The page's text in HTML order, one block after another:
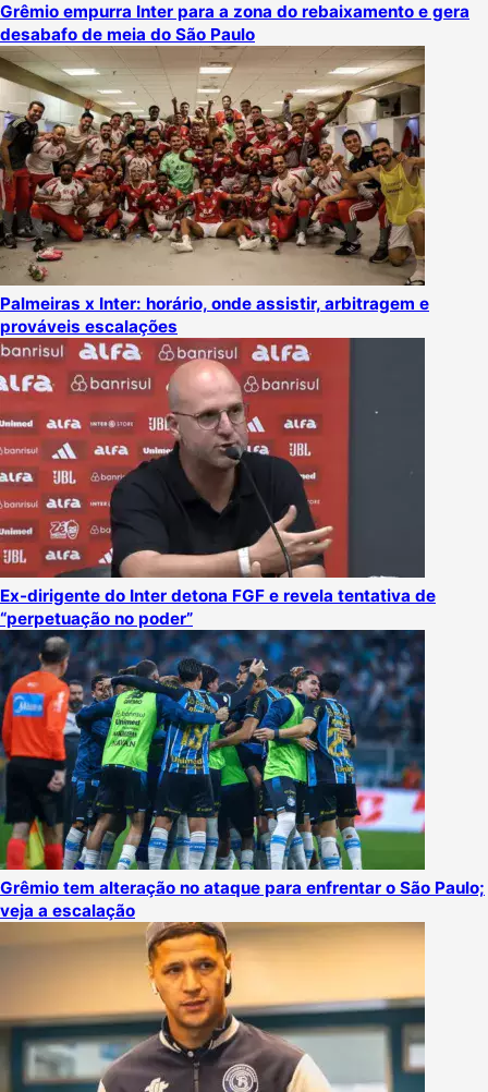
Grêmio empurra Inter para a zona do rebaixamento e gera
desabafo de meia do São Paulo
Palmeiras x Inter: horário, onde assistir, arbitragem e
prováveis escalações
Ex-dirigente do Inter detona FGF e revela tentativa de
“perpetuação no poder”
Grêmio tem alteração no ataque para enfrentar o São Paulo;
veja a escalação